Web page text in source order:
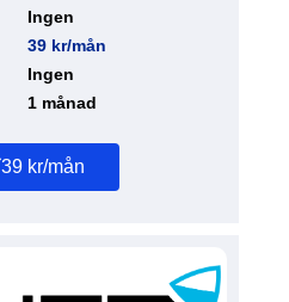
Ingen
39 kr/mån
Ingen
1 månad
39 kr/mån